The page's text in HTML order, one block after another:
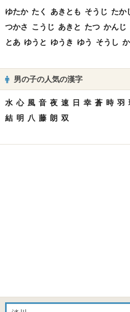
ゆたか たく あきとも そうじ たか
つかさ こうじ あきと たつ かんじ
とあ ゆうと ゆうき ゆう そうし
男の子の人気の漢字
水 心 風 音 夜 速 日 幸 蒼 時 羽
結 明 八 藤 朗 双